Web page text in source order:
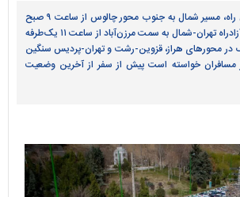
طبق اعلام پلیس راه، مسیر شمال به جنوب محور چالوس از ساعت ۹ صبح
امروز مسدود و تردد در آزادراه تهران-شمال به سمت مرزن‌آباد از ساعت ۱۱ یک‌طرفه
در محور‌های هراز، قزوین-رشت و تهران-پردیس سنگین
خواسته است پیش از سفر از آخرین وضعیت